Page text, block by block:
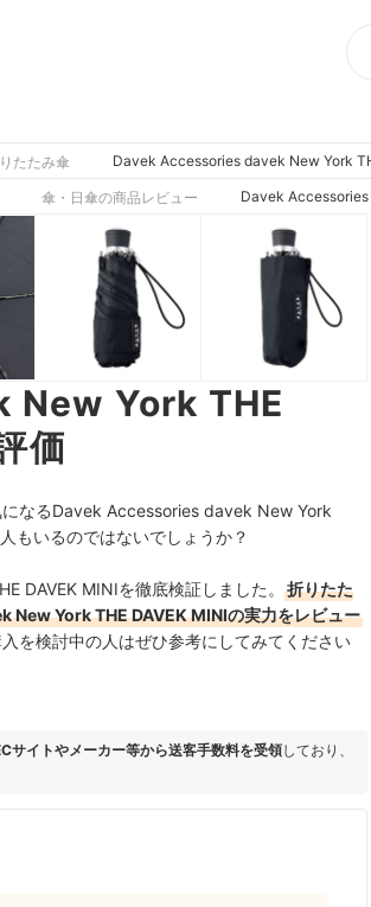
たたみ傘 Davek Accessories davek New York
傘・日傘の商品レビュー Davek Accessories
York THE
価
なるDavek Accessories davek New York
もいるのではないでしょうか？
DAVEK MINIを徹底検証しました。
折りたた
York THE DAVEK MINIの実力をレビュー
を検討中の人はぜひ参考にしてみてください
サイトやメーカー等から送客手数料を受領しており、